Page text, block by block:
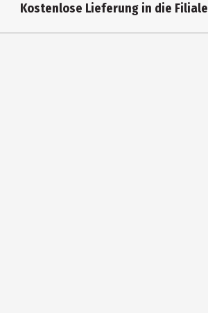
11 cm
Kostenlose Lieferung in die Filiale